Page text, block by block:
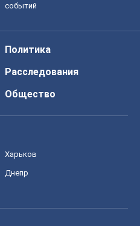
событий
Политика
Расследования
Общество
Харьков
Днепр